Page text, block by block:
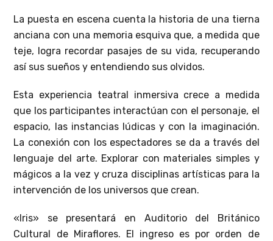
La puesta en escena cuenta la historia de una tierna
anciana con una memoria esquiva que, a medida que
teje, logra recordar pasajes de su vida, recuperando
así sus sueños y entendiendo sus olvidos.
Esta experiencia teatral inmersiva crece a medida
que los participantes interactúan con el personaje, el
espacio, las instancias lúdicas y con la imaginación.
La conexión con los espectadores se da a través del
lenguaje del arte. Explorar con materiales simples y
mágicos a la vez y cruza disciplinas artísticas para la
intervención de los universos que crean.
«Iris» se presentará en Auditorio del Británico
Cultural de Miraflores. El ingreso es por orden de